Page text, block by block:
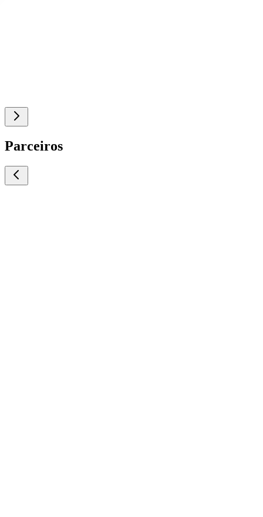
Parceiros